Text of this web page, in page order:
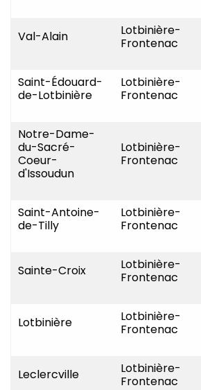
Val-Alain
Lotbinière-
Frontenac
Saint-Édouard-
de-Lotbinière
Lotbinière-
Frontenac
Notre-Dame-
du-Sacré-
Coeur-
d'Issoudun
Lotbinière-
Frontenac
Saint-Antoine-
de-Tilly
Lotbinière-
Frontenac
Sainte-Croix
Lotbinière-
Frontenac
Lotbinière
Lotbinière-
Frontenac
Leclercville
Lotbinière-
Frontenac